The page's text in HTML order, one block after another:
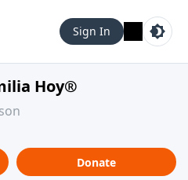
Sign In
Hoy®
Donate